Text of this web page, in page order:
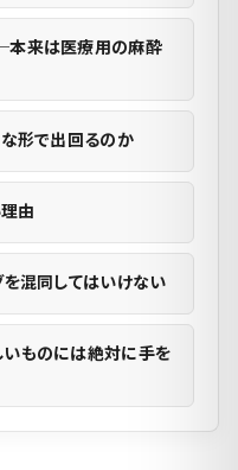
本来は医療用の麻酔
形で出回るのか
由
混同してはいけない
いものには絶対に手を